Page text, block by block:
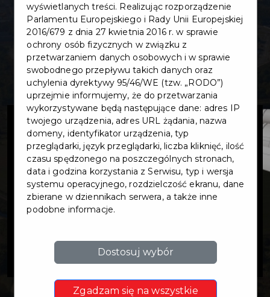
Modernizacja
kładki na rzece
Radunii (na
wysokości
dworca PKP)
wyświetlanych treści. Realizując rozporządzenie
Parlamentu Europejskiego i Rady Unii Europejskiej
2016/679 z dnia 27 kwietnia 2016 r. w sprawie
ochrony osób fizycznych w związku z
przetwarzaniem danych osobowych i w sprawie
swobodnego przepływu takich danych oraz
uchylenia dyrektywy 95/46/WE (tzw. „RODO”)
uprzejmie informujemy, że do przetwarzania
wykorzystywane będą następujące dane: adres IP
twojego urządzenia, adres URL żądania, nazwa
domeny, identyfikator urządzenia, typ
przeglądarki, język przeglądarki, liczba kliknięć, ilość
czasu spędzonego na poszczególnych stronach,
data i godzina korzystania z Serwisu, typ i wersja
systemu operacyjnego, rozdzielczość ekranu, dane
zbierane w dziennikach serwera, a także inne
podobne informacje.
Dostosuj wybór
Zgadzam się na wszystkie